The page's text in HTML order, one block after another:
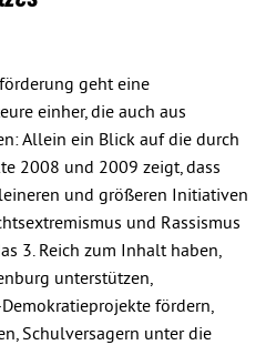
geht eine
einher, die auch aus
Allein ein Blick auf die durch
2008 und 2009 zeigt, dass
und größeren Initiativen
und Rassismus
3. Reich zum Inhalt haben,
unterstützen,
fördern,
Schulversagern unter die